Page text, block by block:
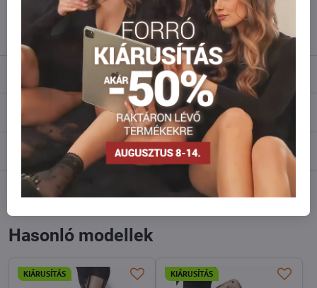
info​@everlady​.eu
Leírás
Vélemények
Fórum
Hasonló modellek
KIÁRUSÍTÁS KIÁRUSÍTÁS